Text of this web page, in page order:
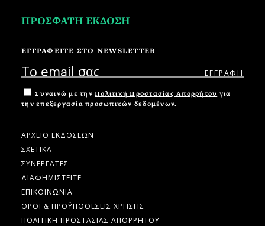
ΠΡΟΣΦΑΤΗ ΕΚΔΟΣΗ
ΕΓΓΡΑΦΕΙΤΕ ΣΤΟ NEWSLETTER
Συναινώ με την Πολιτική Προστασίας Απορρήτου για
την επεξεργασία προσωπικών δεδομένων.
ΑΡΧΕΙΟ ΕΚΔΟΣΕΩΝ
ΣΧΕΤΙΚΑ
ΣΥΝΕΡΓΑΤΕΣ
ΔΙΑΦΗΜΙΣΤΕΙΤΕ
ΕΠΙΚΟΙΝΩΝΙΑ
ΟΡΟΙ & ΠΡΟΫΠΟΘΕΣΕΙΣ ΧΡΗΣΗΣ
ΠΟΛΙΤΙΚΗ ΠΡΟΣΤΑΣΙΑΣ ΑΠΟΡΡΗΤΟΥ